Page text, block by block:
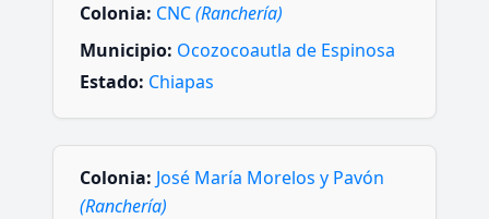
Colonia: CNC(Ranchería)
Municipio: Ocozocoautla de Espinosa
Estado: Chiapas
Colonia: José María Morelos y Pavón
(Ranchería)